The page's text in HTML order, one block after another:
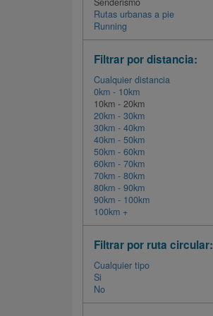
Rutas urbanas a pie
Running
Filtrar por distancia:
Cualquier distancia
0km - 10km
10km - 20km
20km - 30km
30km - 40km
40km - 50km
50km - 60km
60km - 70km
70km - 80km
80km - 90km
90km - 100km
100km +
Filtrar por ruta circular:
Cualquier tipo
Si
No